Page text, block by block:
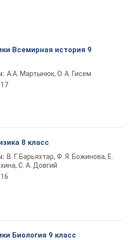
Всемирная история 9
А.А. Мартынюк, О. А. Гисем
8 класс
В. Г. Барьяхтар, Ф. Я. Божинова, Е.
С. А. Довгий
Биология 9 класс